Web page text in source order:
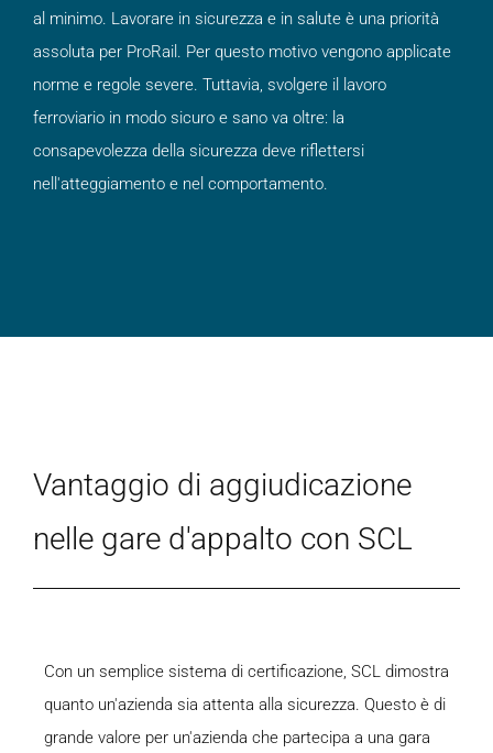
al minimo. Lavorare in sicurezza e in salute è una priorità
assoluta per ProRail. Per questo motivo vengono applicate
norme e regole severe. Tuttavia, svolgere il lavoro
ferroviario in modo sicuro e sano va oltre: la
consapevolezza della sicurezza deve riflettersi
nell'atteggiamento e nel comportamento.
Vantaggio di aggiudicazione
nelle gare d'appalto con SCL
Con un semplice sistema di certificazione, SCL dimostra
quanto un'azienda sia attenta alla sicurezza. Questo è di
grande valore per un'azienda che partecipa a una gara